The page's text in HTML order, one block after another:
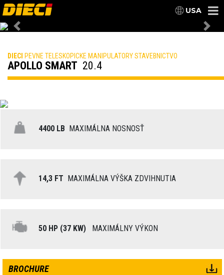
USA
Previous
DIECI PEVNE TELESKOPICKE MANIPULATORY STAVEBNICTVO
APOLLO SMART 20.4
4400 LB MAXIMÁLNA NOSNOSŤ
14,3 FT MAXIMÁLNA VÝŠKA ZDVIHNUTIA
50 HP (37 KW) MAXIMÁLNY VÝKON
BROCHURE